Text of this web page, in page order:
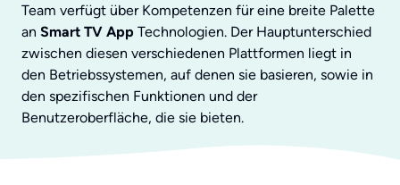
Team verfügt über Kompetenzen für eine breite Palette
an Smart TV App Technologien. Der Hauptunterschied
zwischen diesen verschiedenen Plattformen liegt in
den Betriebssystemen, auf denen sie basieren, sowie in
den spezifischen Funktionen und der
Benutzeroberfläche, die sie bieten.